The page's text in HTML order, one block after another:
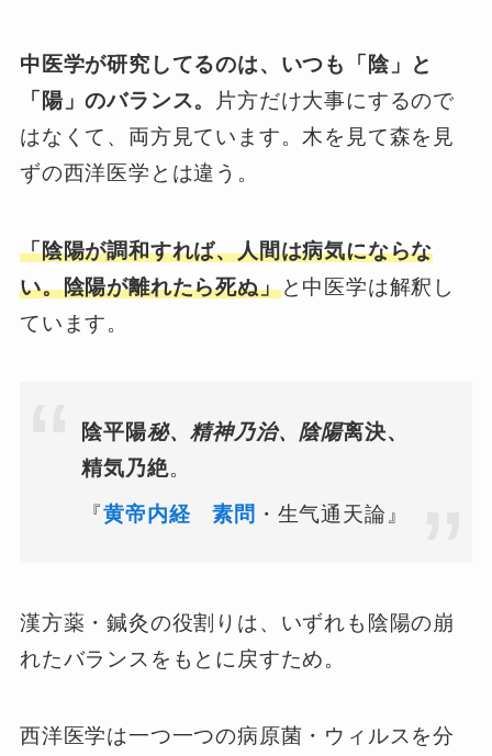
中医学が研究してるのは、いつも「陰」と
「陽」のバランス。
片方だけ大事にするので
はなくて、両方見ています。木を見て森を見
ずの西洋医学とは違う。
「陰陽が調和すれば、人間は病気にならな
い。陰陽が離れたら死ぬ」と中医学は解釈し
ています。
陰平陽秘、精神乃治、陰陽离決、
精気乃絶。
『黄帝内経 素問 ・生气通天論』
漢方薬・鍼灸の役割りは、いずれも陰陽の崩
れたバランスをもとに戻すため。
西洋医学は一つ一つの病原菌・ウィルスを分